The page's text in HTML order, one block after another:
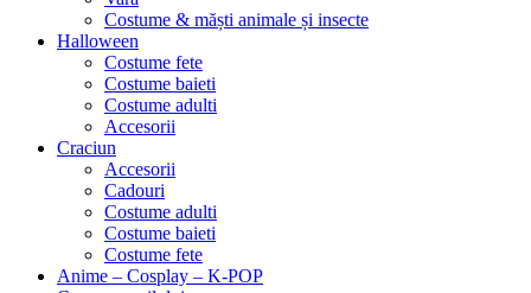
Costume & măști animale și insecte
Halloween
Costume fete
Costume baieti
Costume adulti
Accesorii
Craciun
Accesorii
Cadouri
Costume adulti
Costume baieti
Costume fete
Anime – Cosplay – K‑POP